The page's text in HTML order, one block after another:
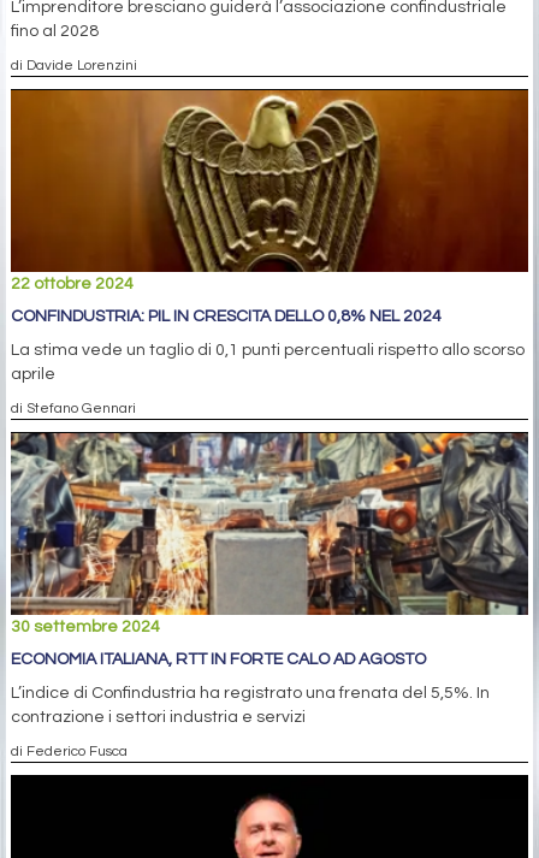
L’imprenditore bresciano guiderà l’associazione confindustriale
fino al 2028
di Davide Lorenzini
22 ottobre 2024
CONFINDUSTRIA: PIL IN CRESCITA DELLO 0,8% NEL 2024
La stima vede un taglio di 0,1 punti percentuali rispetto allo scorso
aprile
di Stefano Gennari
30 settembre 2024
ECONOMIA ITALIANA, RTT IN FORTE CALO AD AGOSTO
L’indice di Confindustria ha registrato una frenata del 5,5%. In
contrazione i settori industria e servizi
di Federico Fusca